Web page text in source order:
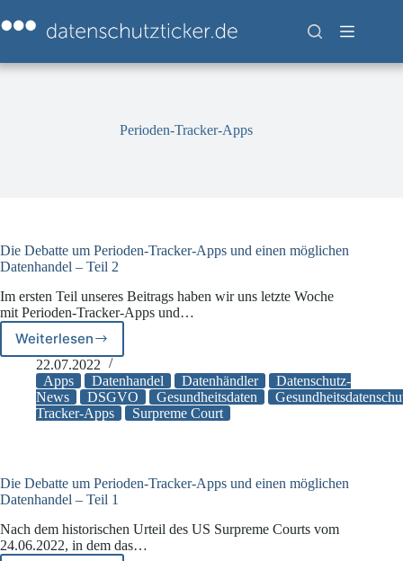
Inhalt
springen
Perioden-Tracker-Apps
Die Debatte um Perioden-Tracker-Apps und einen möglichen
Datenhandel – Teil 2
Im ersten Teil unseres Beitrags haben wir uns letzte Woche
mit Perioden-Tracker-Apps und…
Weiterlesen
Die
Debatte
um
Perioden-
Tracker-
möglichen
Datenhandel
Teil
2
22.07.2022
Apps
Datenhandel Datenhändler
Datenschutz-
News
DSGVO Gesundheitsdaten
Tracker-Apps
Surpreme Court
Die Debatte um Perioden-Tracker-Apps und einen möglichen
Datenhandel – Teil 1
Nach dem historischen Urteil des US Surpreme Courts vom
24.06.2022, in dem das…